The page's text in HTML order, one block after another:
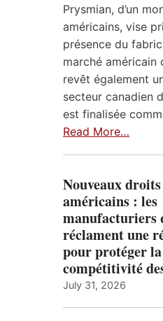
Prysmian, d’un
américains, vise
présence du
marché américain
revêt également
secteur canadien
est finalisée
Read More…
Nouveaux
américains : les
manufacturiers
réclament une
pour protéger la
compétitivité
July 31, 2026